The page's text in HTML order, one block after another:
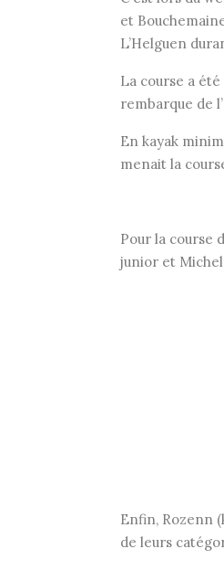
et
L’Helguen
La course a
rembarque de
En kayak
menait la
Pour la course
junior et Michel
Enfin, Rozenn
de leurs